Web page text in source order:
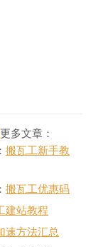
更多文章：
搬瓦工新手教
搬瓦工优惠码
建站教程
速方法汇总